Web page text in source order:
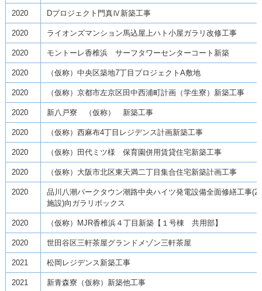
2020 Dプロジェクト門真Ⅳ新築工事
2020 ライオンズマンション馬込屋上ハト小屋ガラリ改修工事
2020 モントーレ香椎浜 サーフタワーセンターコート新築
2020 （仮称）中央区築地7丁目プロジェクトA敷地
2020 （仮称）京都市左京区田中西浦町計画（学生寮）新築工事
2020 新八戸寮 （仮称） 新築工事
2020 （仮称）西麻布4丁目レジデンス計画新築工事
2020 （仮称）田代ミツ様 保育園併用賃貸住宅新築工事
2020 （仮称）大阪市北区東天満二丁目集合住宅新築計画工事
2020
品川八潮パークタウン潮路中央ハイツ発電設備全面修繕工事
施設)向ガラリボックス
2020 （仮称）MJR香椎浜４丁目新築【１号棟 共用部】
2020 世田谷区三軒茶屋グランドメゾン三軒茶屋
2021 松岡レジデンス新築工事
2021 新青森寮（仮称）新築他工事